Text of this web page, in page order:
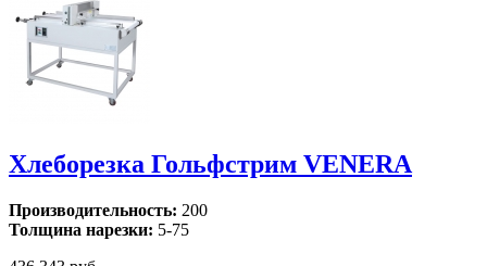
Хлеборезка Гольфстрим VENERA
Производительность: 200
Толщина нарезки: 5-75